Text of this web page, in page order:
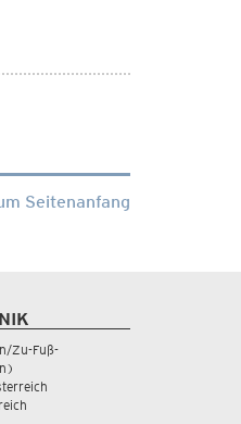
Seitenanfang
Zu-Fuß-